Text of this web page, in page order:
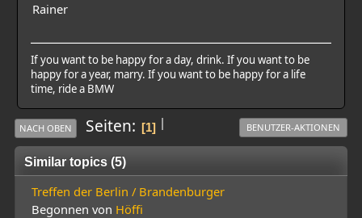
Rainer
If you want to be happy for a day, drink. If you want to be
happy for a year, marry. If you want to be happy for a life
time, ride a BMW
|
NACH OBEN Seiten 1 BENUTZER-AKTIONEN
Similar topics (5)
Treffen der Berlin / Brandenburger
Begonnen von Höffi